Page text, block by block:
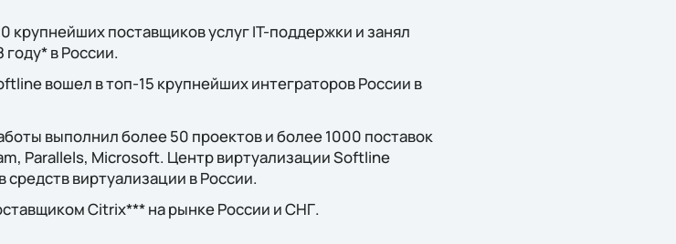
поставщиков услуг IT-поддержки и занял
в России.
вошел в топ-15 крупнейших интеграторов России в
выполнил более 50 проектов и более 1000 поставок
Parallels, Microsoft. Центр виртуализации Softline
виртуализации в России.
Citrix*** на рынке России и СНГ.